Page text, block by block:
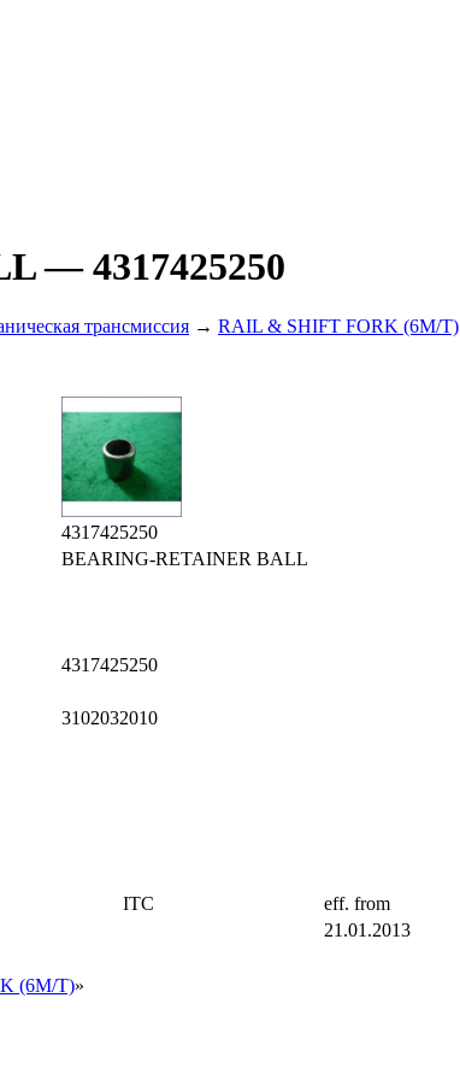
— 4317425250
трансмиссия → RAIL & SHIFT FORK (6M/T)
4317425250
BEARING-RETAINER BALL
4317425250
3102032010
ITC eff. from
21.01.2013
(6M/T)»